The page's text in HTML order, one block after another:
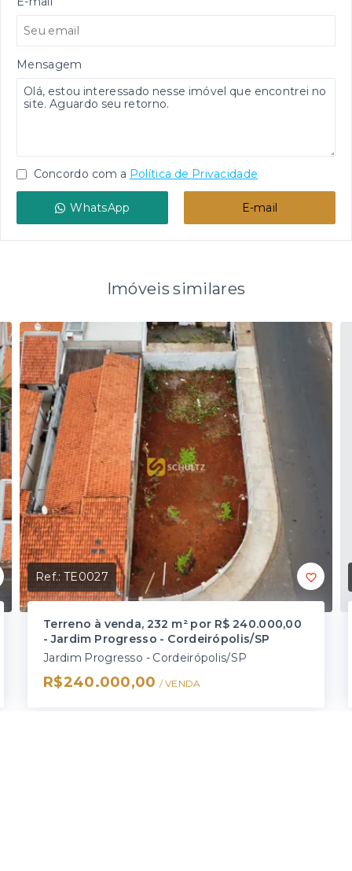
Mensagem
Concordo com a Política de Privacidade
WhatsApp E-mail
Imóveis similares
Ref.:TE0027
Terreno à venda, 232 m² por R$ 240.000,00
- Jardim Progresso - Cordeirópolis/SP
Jardim Progresso - Cordeirópolis/SP
R$240.000,00 / VENDA